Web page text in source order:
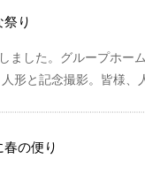
祭り
ました。グループホー
形と記念撮影。皆様、
春の便り